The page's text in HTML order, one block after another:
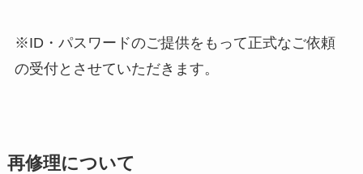
※ID・パスワードのご提供をもって正式なご依頼
の受付とさせていただきます。
再修理について